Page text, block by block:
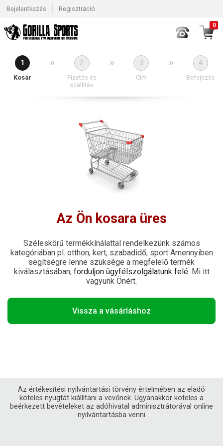
Bejelentkezés Regisztráció
0
1
Kosár
» 2
Fizetés és
szállítás
» 3
Cím
» 4
Befejezés
Az Ön kosara üres
Széleskörű termékkínálattal rendelkezünk számos
kategóriában pl. otthon, kert, szabadidő, sport Amennyiben
segítségre lenne szüksége a megfelelő termék
kiválasztásában, forduljon ügyfélszolgálatunk felé. Mi itt
vagyunk Önért.
Vissza a vásárláshoz
Az értékesítési nyilvántartási törvény értelmében az eladó
köteles nyugtát kiállítani a vevőnek. Ugyanakkor köteles a
beérkezett bevételeket az adóhivatal adminisztrátorával online
nyilvántartásba venni